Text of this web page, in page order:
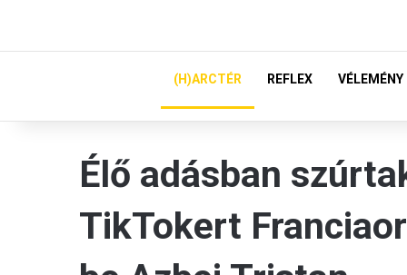
(H)ARCTÉR REFLEX VÉLEMÉNY
Élő adásban
TikTokert